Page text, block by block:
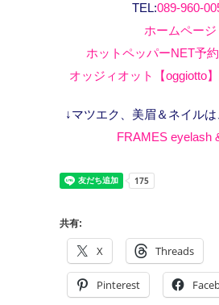
TEL:089-960-
ホームページ
ホットペッパーNET予
オッジィオット【oggiotto
↓マツエク、美眉＆ネイル
FRAMES eyelash
共有:
X Threads
Pinterest